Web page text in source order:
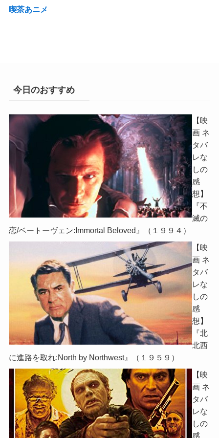
喫茶あニメ
今日のおすすめ
【映
画 ネ
タバ
レな
しの
感
想】
『不
滅の
恋/ベートーヴェン:Immortal Beloved』（１９９４）
【映
画 ネ
タバ
レな
しの
感
想】
『北
北西
に進路を取れ:North by Northwest』（１９５９）
【映
画 ネ
タバ
レな
しの
感